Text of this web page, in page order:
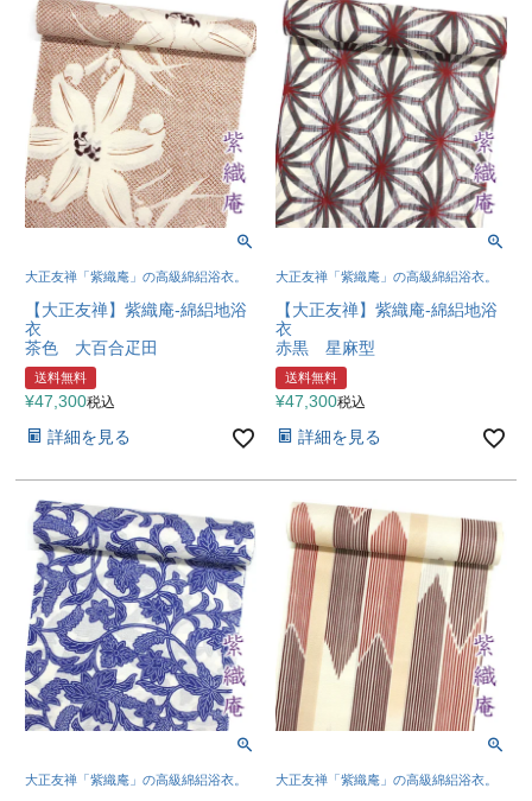
大正友禅「紫織庵」の高級綿絽浴衣。
【大正友禅】紫織庵-綿絽地浴
衣
茶色 大百合疋田
送料無料
¥47,300税込
詳細を見る
大正友禅「紫織庵」の高級綿絽浴衣。
【大正友禅】紫織庵-綿絽地浴
衣
赤黒 星麻型
送料無料
¥47,300税込
詳細を見る
大正友禅「紫織庵」の高級綿絽浴衣。 大正友禅「紫織庵」の高級綿絽浴衣。